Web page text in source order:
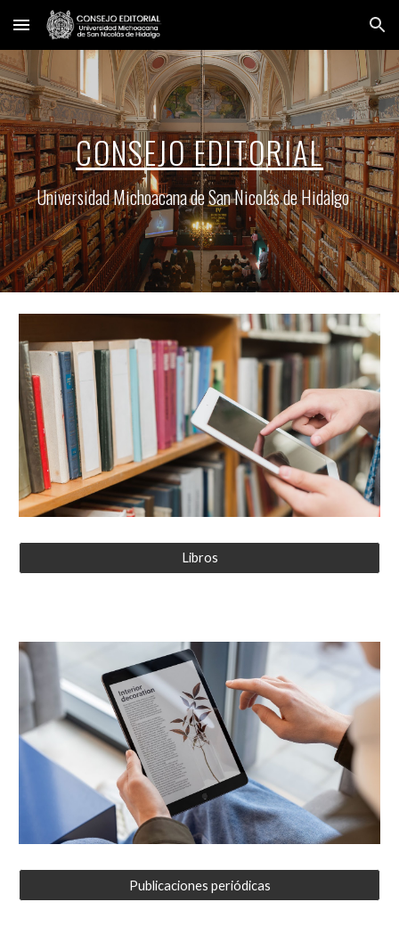
Skip to main content Skip to navigation
CONSEJO EDITORIAL
Universidad Michoacana de San Nicolás de Hidalgo
Libros
Publicaciones periódicas